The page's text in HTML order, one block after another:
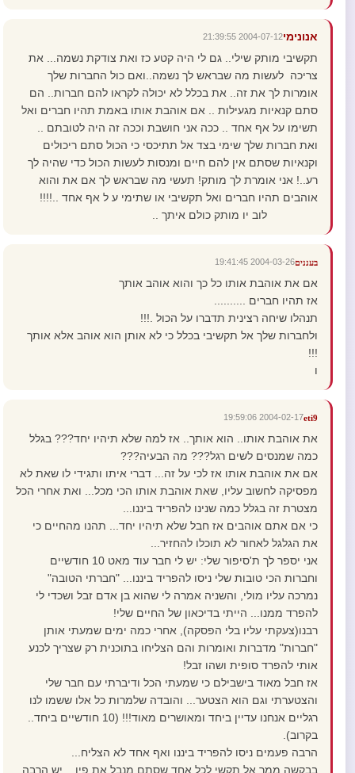
אנונימי2004-07-12 21:39:55
תקשיבי מותק שילי.. גם לי היה קטע כז ואת צודקת נשמה... את
צריכה לעשות מה שבראש לך נשמה..ואם כול החברות שלך
אומרות לך את זה.. את בכלל לא יכולה לקראו להם חברות.. הם
סתם קנאיות מגעילות .. אם אוהבת אותו באמת תהיו חברים ואל
תשימו על אף אחד .. ככה אני חושבת וככה זה היה לטובתם ..
ואת חברות שלך שימי בצד אל תתיכסי כי הכול סתם ריכולים
וקנאיות שסתם אין להם חיים ומנסות לעשות הכול כדי שהיה לך
רע..! אני אומרת לך מותק! תעשי מה שבראש לך אם את והוא
אוהבים תהיו חברים ואל תקשיבי או שתימי ע ל אף אחד ..!!!!
לוב יו מותק כולם איתך ..
בעננים2004-03-26 19:41:45
אם את אוהבת אותו כל כך והוא אוהב אותך
אז תהיו חברים ..........
תנהלו שיחה רצינית תדברו על הכול .!!!
ולחברות שלך אל תקשיבי בכלל כי לא אותן הוא אוהב אלא אותך
!!!
ו
eti9
2004-02-17 19:59:06
את אוהבת אותו.. הוא אותך.. אז למה שלא תיהיו יחד??? בגלל
כמה שמנסים לשים רגל??? מה הבעיה???
אם את אוהבת אותו אז לכי על זה... דברי איתו ותגידי לו שאת לא
מפסיקה לחשוב עליו, שאת אוהבת אותו הכי מכל... ואת אחרי הכל
מצטרת זה בגלל כמה שנינו להפריד ביננו...
כי אם אתם אוהבים אז חבל שלא תיהיו יחד... תהנו מהחיים כי
את הגלגל לאחור לא תוכלו להחזיר...
אני יספר לך ת'סיפור שלי: יש לי חבר עוד מאט 10 חודשיים
וחברות הכי טובות שלי ניסו להפריד ביננו... "חברתי הטובה"
נמרכה עליו מולי, והשניה אמרה לי שהוא בן אדם זבל ושכדי לי
להפרד ממנו... הייתי בדיכאון של החיים שלי!
רבנו(צעקתי עליו בלי הפסקה), אחרי כמה ימים שמעתי אותן
"חברות" מדברות ואומרות והם הצליחו בתוכנית רק שצריך לכנע
אותי להפרד סופית ושהו זבל!
אז חבל מאוד בישבילם כי שמעתי הכל ודיברתי עם חבר שלי
והצטערתי וגם הוא הצטער... והובדה שלמרות כל אלו ששמו לנו
רגליים אנחנו עדיין ביחד ומאושרים מאוד!!! (10 חודשיים ביחד..
בקרוב).
הרבה פעמים ניסו להפריד ביננו ואף אחד לא הצליח...
בבקשה ממך אל תקשי לכל אחד שסתם מנבל את פיו... יש הרבה